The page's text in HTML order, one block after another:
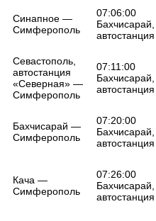
Синапное —
Симферополь
07:06:00
Бахчисарай,
автостанция
Севастополь,
автостанция
«Северная» —
Симферополь
07:11:00
Бахчисарай,
автостанция
Бахчисарай —
Симферополь
07:20:00
Бахчисарай,
автостанция
Кача —
Симферополь
07:26:00
Бахчисарай,
автостанция